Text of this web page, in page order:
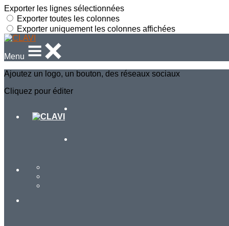
Exporter les lignes sélectionnées
Exporter toutes les colonnes
Exporter uniquement les colonnes affichées
Menu
Ajoutez un logo, un bouton, des réseaux sociaux
Cliquez pour éditer